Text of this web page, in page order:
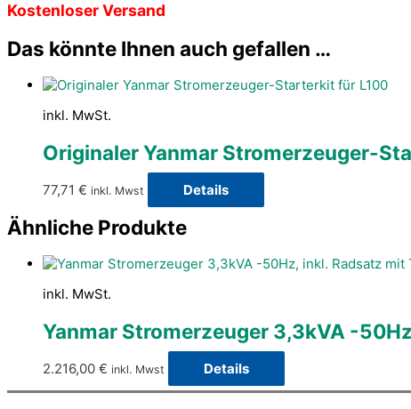
Kostenloser Versand
Das könnte Ihnen auch gefallen …
inkl. MwSt.
Originaler Yanmar Stromerzeuger-
77,71 € inkl. Mwst Details
Ähnliche Produkte
inkl. MwSt.
Yanmar Stromerzeuger 3,3kVA -
2.216,00 € inkl. Mwst Details